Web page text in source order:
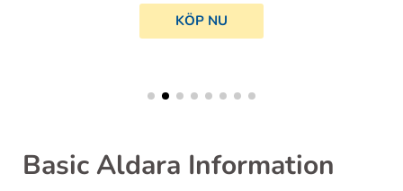
KÖP NU
Basic Aldara Information